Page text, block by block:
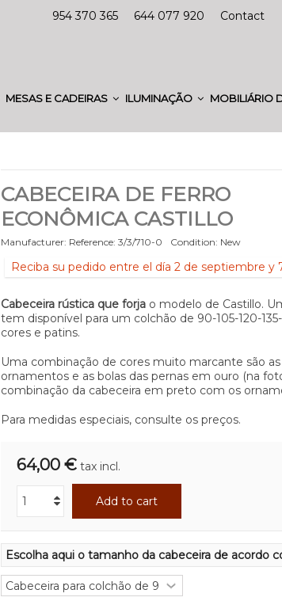
954 370 365 644 077 920 Contact
MESAS E CADEIRAS ILUMINAÇÃO MOBILIÁRIO
CABECEIRA DE FERRO
ECONÔMICA CASTILLO
Manufacturer: Reference: 3/3/710-0 Condition: New
Reciba su pedido entre el día 2 de septiembre y
Cabeceira rústica que forjao modelo de Castillo.
tem disponível para um colchão de 90-105-120-
cores e patins.
Uma combinação de cores muito marcante são
ornamentos e as bolas das pernas em ouro (na
combinação da cabeceira em preto com os
Para medidas especiais, consulte os preços.
64,00 € tax incl.
Add to cart
Escolha aqui o tamanho da cabeceira de acordo